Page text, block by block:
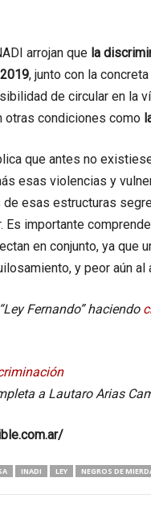
arrojan quela
, junto con la
de circular en la
otras condiciones como
que antes no
esas violencias y
esas estructuras
Es importante
en conjunto, ya que
y peor aún al
Fernando” haciendo
a Lautaro Arias
INADI LEY NEGROS DE